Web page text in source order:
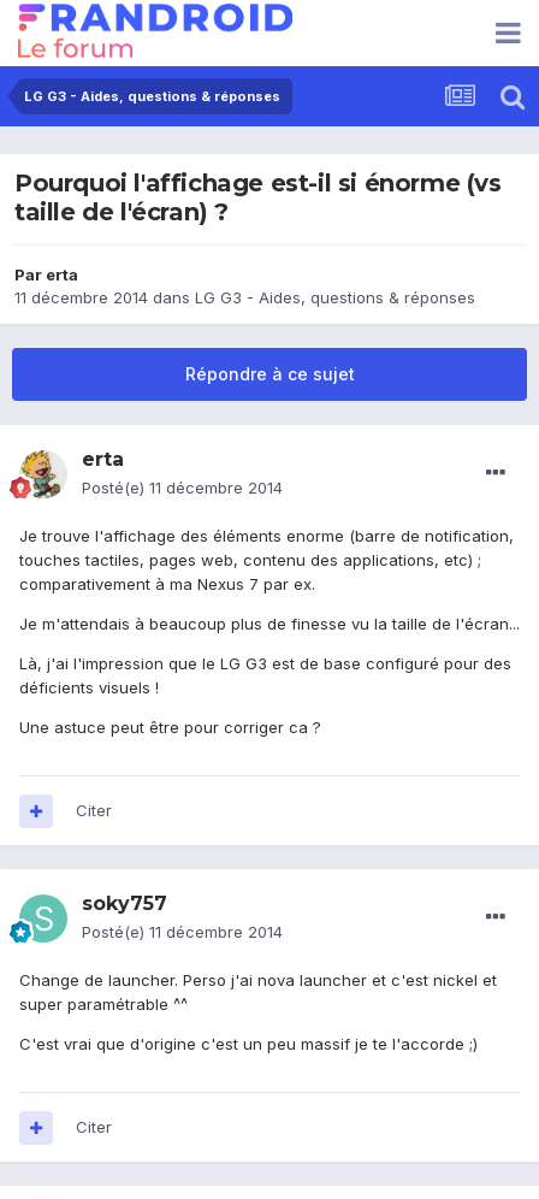
LG G3 - Aides, questions & réponses
Pourquoi l'affichage est-il si énorme (vs
taille de l'écran) ?
Par erta
11 décembre 2014 dans LG G3 - Aides, questions & réponses
Répondre à ce sujet
erta
Posté(e) 11 décembre 2014
Je trouve l'affichage des éléments enorme (barre de notification,
touches tactiles, pages web, contenu des applications, etc) ;
comparativement à ma Nexus 7 par ex.
Je m'attendais à beaucoup plus de finesse vu la taille de l'écran...
Là, j'ai l'impression que le LG G3 est de base configuré pour des
déficients visuels !
Une astuce peut être pour corriger ca ?
Citer
soky757
Posté(e) 11 décembre 2014
Change de launcher. Perso j'ai nova launcher et c'est nickel et
super paramétrable ^^
C'est vrai que d'origine c'est un peu massif je te l'accorde ;)
Citer